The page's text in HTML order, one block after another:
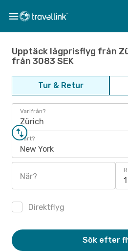
Upptäck lågprisflyg från
från 3083 SEK
Tur & Retur
Varifrån?
Zürich
Vart?
New York
När?
Direktflyg
Sök efter